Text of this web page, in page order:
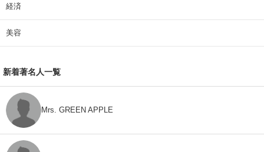
経済
美容
新着著名人一覧
Mrs. GREEN APPLE